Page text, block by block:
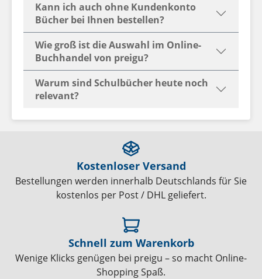
Kann ich auch ohne Kundenkonto
Bücher bei Ihnen bestellen?
Wie groß ist die Auswahl im Online-
Buchhandel von preigu?
Warum sind Schulbücher heute noch
relevant?
Kostenloser Versand
Bestellungen werden innerhalb Deutschlands für Sie
kostenlos per Post / DHL geliefert.
Schnell zum Warenkorb
Wenige Klicks genügen bei preigu – so macht Online-
Shopping Spaß.